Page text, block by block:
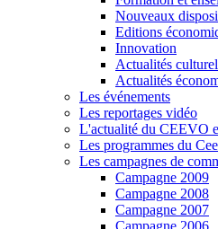
Nouveaux
Editions
Innovation
Actualités
Actualités
Les événements
Les reportages vidéo
L'actualité du CEEVO
Les programmes du
Les campagnes de
Campagne 2009
Campagne 2008
Campagne 2007